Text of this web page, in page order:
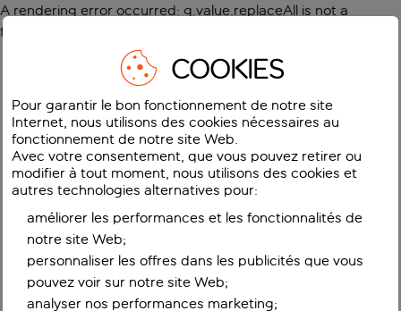
A rendering error occurred: g.value.replaceAll is not a
function
COOKIES
Pour garantir le bon fonctionnement de notre site
Internet, nous utilisons des cookies nécessaires au
fonctionnement de notre site Web.
Avec votre consentement, que vous pouvez retirer ou
modifier à tout moment, nous utilisons des cookies et
autres technologies alternatives pour:
améliorer les performances et les fonctionnalités de
notre site Web;
personnaliser les offres dans les publicités que vous
pouvez voir sur notre site Web;
analyser nos performances marketing;